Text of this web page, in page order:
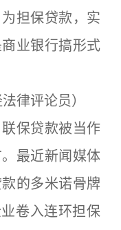
担保贷款，实
业银行搞形式
律评论员）
保贷款被当作
最近新闻媒体
的多米诺骨牌
卷入连环担保